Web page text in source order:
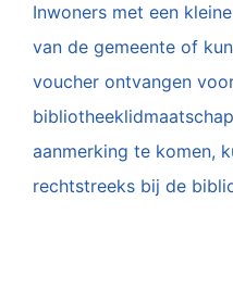
Inwoners met een
van de gemeente of
voucher ontvangen
aanmerking te komen,
rechtstreeks bij de